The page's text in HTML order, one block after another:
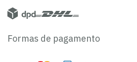
Formas de pagamento